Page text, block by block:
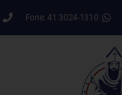
Fone: 41 3024-1310